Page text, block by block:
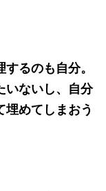
るのも自分。
いないし、自分
埋めてしまおう